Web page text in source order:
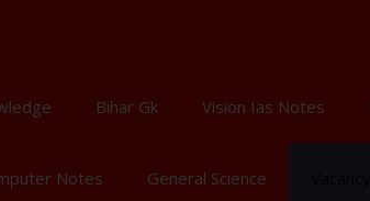
Bihar Gk Vision Ias Notes
Notes General Science